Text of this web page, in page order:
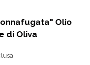
Olio
di Oliva